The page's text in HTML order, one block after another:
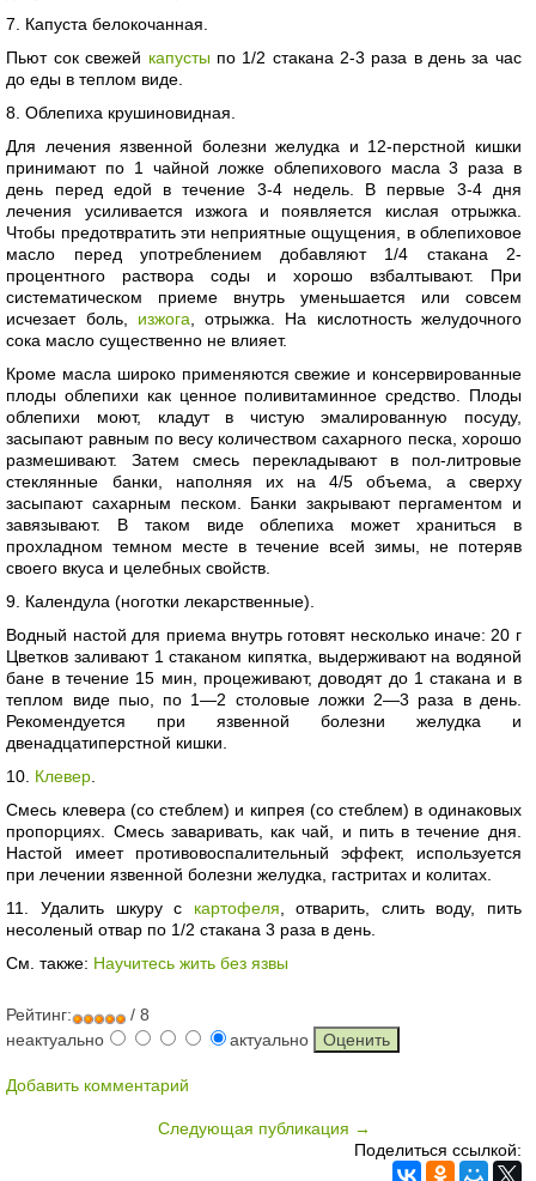
7. Капуста белокочанная.
Пьют сок свежей капустыпо 1/2 стакана 2-3 раза в день за час
до еды в теплом виде.
8. Облепиха крушиновидная.
Для лечения язвенной болезни желудка и 12-перстной кишки
принимают по 1 чайной ложке облепихового масла 3 раза в
день перед едой в течение 3-4 недель. В первые 3-4 дня
лечения усиливается изжога и появляется кислая отрыжка.
Чтобы предотвратить эти неприятные ощущения, в облепиховое
масло перед употреблением добавляют 1/4 стакана 2-
процентного раствора соды и хорошо взбалтывают. При
систематическом приеме внутрь уменьшается или совсем
исчезает боль, изжога , отрыжка. На кислотность желудочного
сока масло существенно не влияет.
Кроме масла широко применяются свежие и консервированные
плоды облепихи как ценное поливитаминное средство. Плоды
облепихи моют, кладут в чистую эмалированную посуду,
засыпают равным по весу количеством сахарного песка, хорошо
размешивают. Затем смесь перекладывают в пол-литровые
стеклянные банки, наполняя их на 4/5 объема, а сверху
засыпают сахарным песком. Банки закрывают пергаментом и
завязывают. В таком виде облепиха может храниться в
прохладном темном месте в течение всей зимы, не потеряв
своего вкуса и целебных свойств.
9. Календула (ноготки лекарственные).
Водный настой для приема внутрь готовят несколько иначе: 20 г
Цветков заливают 1 стаканом кипятка, выдерживают на водяной
бане в течение 15 мин, процеживают, доводят до 1 стакана и в
теплом виде пыо, по 1—2 столовые ложки 2—3 раза в день.
Рекомендуется при язвенной болезни желудка и
двенадцатиперстной кишки.
10. Клевер
Смесь клевера (со стеблем) и кипрея (со стеблем) в одинаковых
пропорциях. Смесь заваривать, как чай, и пить в течение дня.
Настой имеет противовоспалительный эффект, используется
при лечении язвенной болезни желудка, гастритах и колитах.
11. Удалить шкуру с картофеля , отварить, слить воду, пить
несоленый отвар по 1/2 стакана 3 раза в день.
См. также: Научитесь жить без язвы
Рейтинг:
/ 8
неактуально
актуально
Добавить комментарий
Следующая публикация →
Поделиться ссылкой: